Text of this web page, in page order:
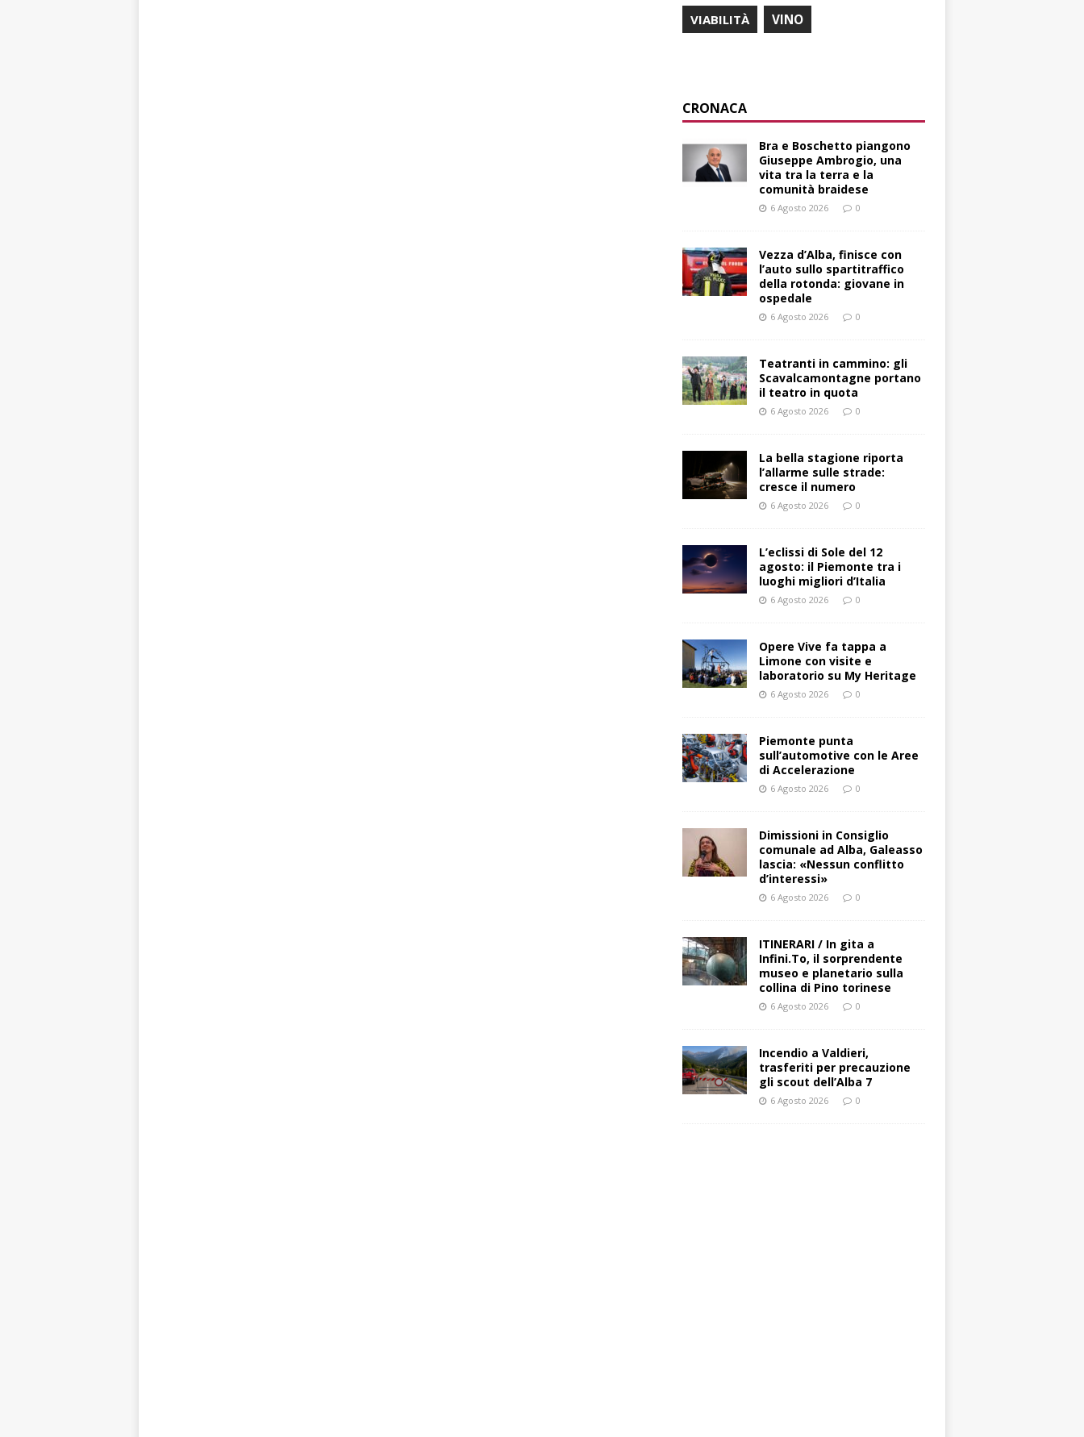
VIABILITÀ VINO
CRONACA
Bra e Boschetto piangono
Giuseppe Ambrogio, una
vita tra la terra e la
comunità braidese
6 Agosto 2026 0
Vezza d’Alba, finisce con
l’auto sullo spartitraffico
della rotonda: giovane in
ospedale
6 Agosto 2026 0
Teatranti in cammino: gli
Scavalcamontagne portano
il teatro in quota
6 Agosto 2026 0
La bella stagione riporta
l’allarme sulle strade:
cresce il numero
6 Agosto 2026 0
L’eclissi di Sole del 12
agosto: il Piemonte tra i
luoghi migliori d’Italia
6 Agosto 2026 0
Opere Vive fa tappa a
Limone con visite e
laboratorio su My Heritage
6 Agosto 2026 0
Piemonte punta
sull’automotive con le Aree
di Accelerazione
6 Agosto 2026 0
Dimissioni in Consiglio
comunale ad Alba, Galeasso
lascia: «Nessun conflitto
d’interessi»
6 Agosto 2026 0
ITINERARI / In gita a
Infini.To, il sorprendente
museo e planetario sulla
collina di Pino torinese
6 Agosto 2026 0
Incendio a Valdieri,
trasferiti per precauzione
gli scout dell’Alba 7
6 Agosto 2026 0